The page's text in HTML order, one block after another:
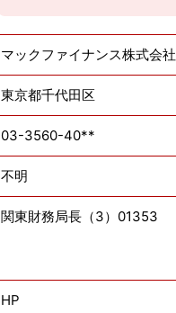
マックファイナンス株式会社
東京都千代田区
03-3560-40**
不明
関東財務局長（3）01353
HP